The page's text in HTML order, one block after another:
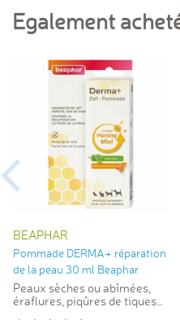
Egalement
BEAPHAR
Pommade DERMA+ réparation
de la peau 30 ml Beaphar
Peaux sèches ou abîmées,
éraflures, piqûres de tiques